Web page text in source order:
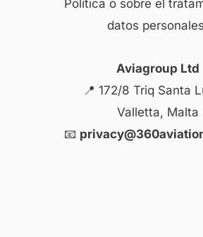
Política o sobre el
datos
Aviagroup Ltd
📍 172/8 Triq Santa
Valletta, Malta
📧